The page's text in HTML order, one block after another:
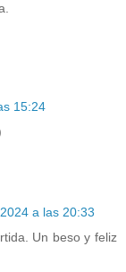
15:24
a las 20:33
Un beso y feliz